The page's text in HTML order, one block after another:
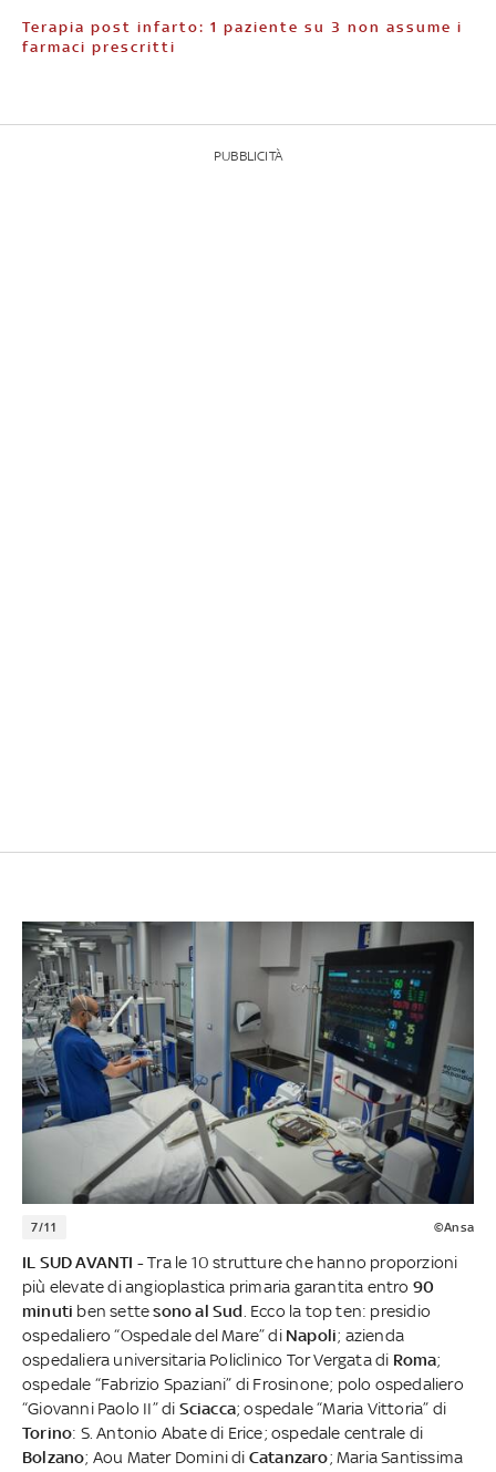
Terapia post infarto: 1 paziente su 3 non assume i
farmaci prescritti
PUBBLICITÀ
7/11 ©Ansa
IL SUD AVANTI -Tra le 10 strutture che hanno proporzioni
più elevate di angioplastica primaria garantita entro 90
minuti ben settesono al Sud . Ecco la top ten: presidio
ospedaliero “Ospedale del Mare” di Napoli; azienda
ospedaliera universitaria Policlinico Tor Vergata di Roma;
ospedale “Fabrizio Spaziani” di Frosinone; polo ospedaliero
“Giovanni Paolo II” di Sciacca; ospedale “Maria Vittoria” di
Torino: S. Antonio Abate di Erice; ospedale centrale di
Bolzano; Aou Mater Domini di Catanzaro; Maria Santissima